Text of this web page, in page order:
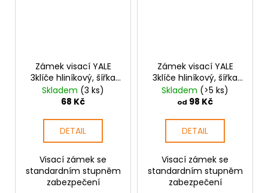
Zámek visací YALE
3klíče hliníkový, šířka
29mm
Skladem (3 ks)
68 Kč
DETAIL
Visací zámek se
standardním stupněm
zabezpečení
Zámek visací YALE
3klíče hliníkový, šířka
36mm
Skladem (>5 ks)
od 98 Kč
DETAIL
Visací zámek se
standardním stupněm
zabezpečení